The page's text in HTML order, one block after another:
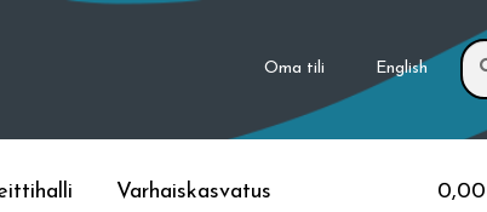
Oma tili English
Etsi:
Haku
Varhaiskasvatus 0,00